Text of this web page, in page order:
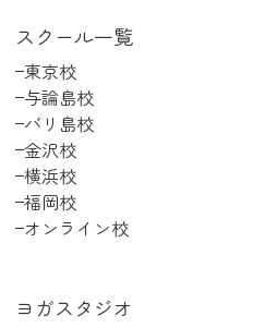
スクール一覧
東京校
与論島校
バリ島校
金沢校
横浜校
福岡校
オンライン校
ヨガスタジオ